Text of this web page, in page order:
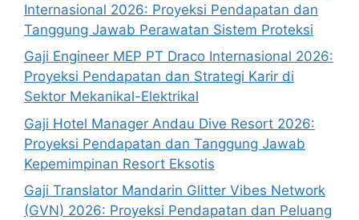
Internasional 2026: Proyeksi Pendapatan dan
Tanggung Jawab Perawatan Sistem Proteksi
Gaji Engineer MEP PT Draco Internasional 2026:
Proyeksi Pendapatan dan Strategi Karir di
Sektor Mekanikal-Elektrikal
Gaji Hotel Manager Andau Dive Resort 2026:
Proyeksi Pendapatan dan Tanggung Jawab
Kepemimpinan Resort Eksotis
Gaji Translator Mandarin Glitter Vibes Network
(GVN) 2026: Proyeksi Pendapatan dan Peluang